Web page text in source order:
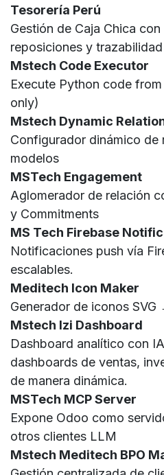
Tesorería Perú
Gestión de Caja Chica
reposiciones y
Mstech Code Executor
Execute Python code
only)
Mstech Dynamic
Configurador dinámico de
modelos
MSTech Engagement
Aglomerador de relación
y Commitments
MS Tech Firebase
Notificaciones push vía
escalables.
Meditech Icon Maker
Generador de iconos
Mstech Izi Dashboard
Dashboard analítico con
dashboards de ventas,
de manera dinámica.
MSTech MCP Server
Expone Odoo como
otros clientes LLM
Mstech Meditech BPO